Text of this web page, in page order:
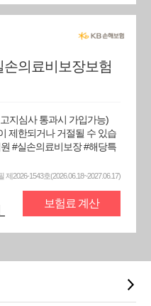
의료비보장보험
지심사 통과시 가입가능)
제한되거나 거절될 수 있습
#실손의료비보장 #해당특
2026-1543호(2026.06.18~2027.06.17)
보험료 계산